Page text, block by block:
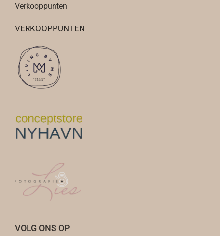
Verkooppunten
VERKOOPPUNTEN
VOLG ONS OP